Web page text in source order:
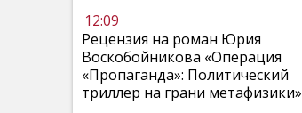
12:09
Рецензия на роман Юрия
Воскобойникова «Операция
«Пропаганда»: Политический
триллер на грани метафизики»